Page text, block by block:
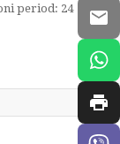
period: 24